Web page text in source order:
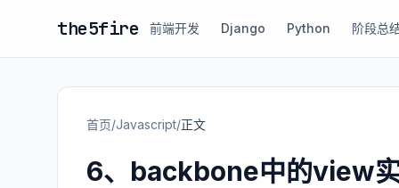
the5fire 前端开发 Django Python 阶段总
首页/Javascript/正文
6、backbone中的view